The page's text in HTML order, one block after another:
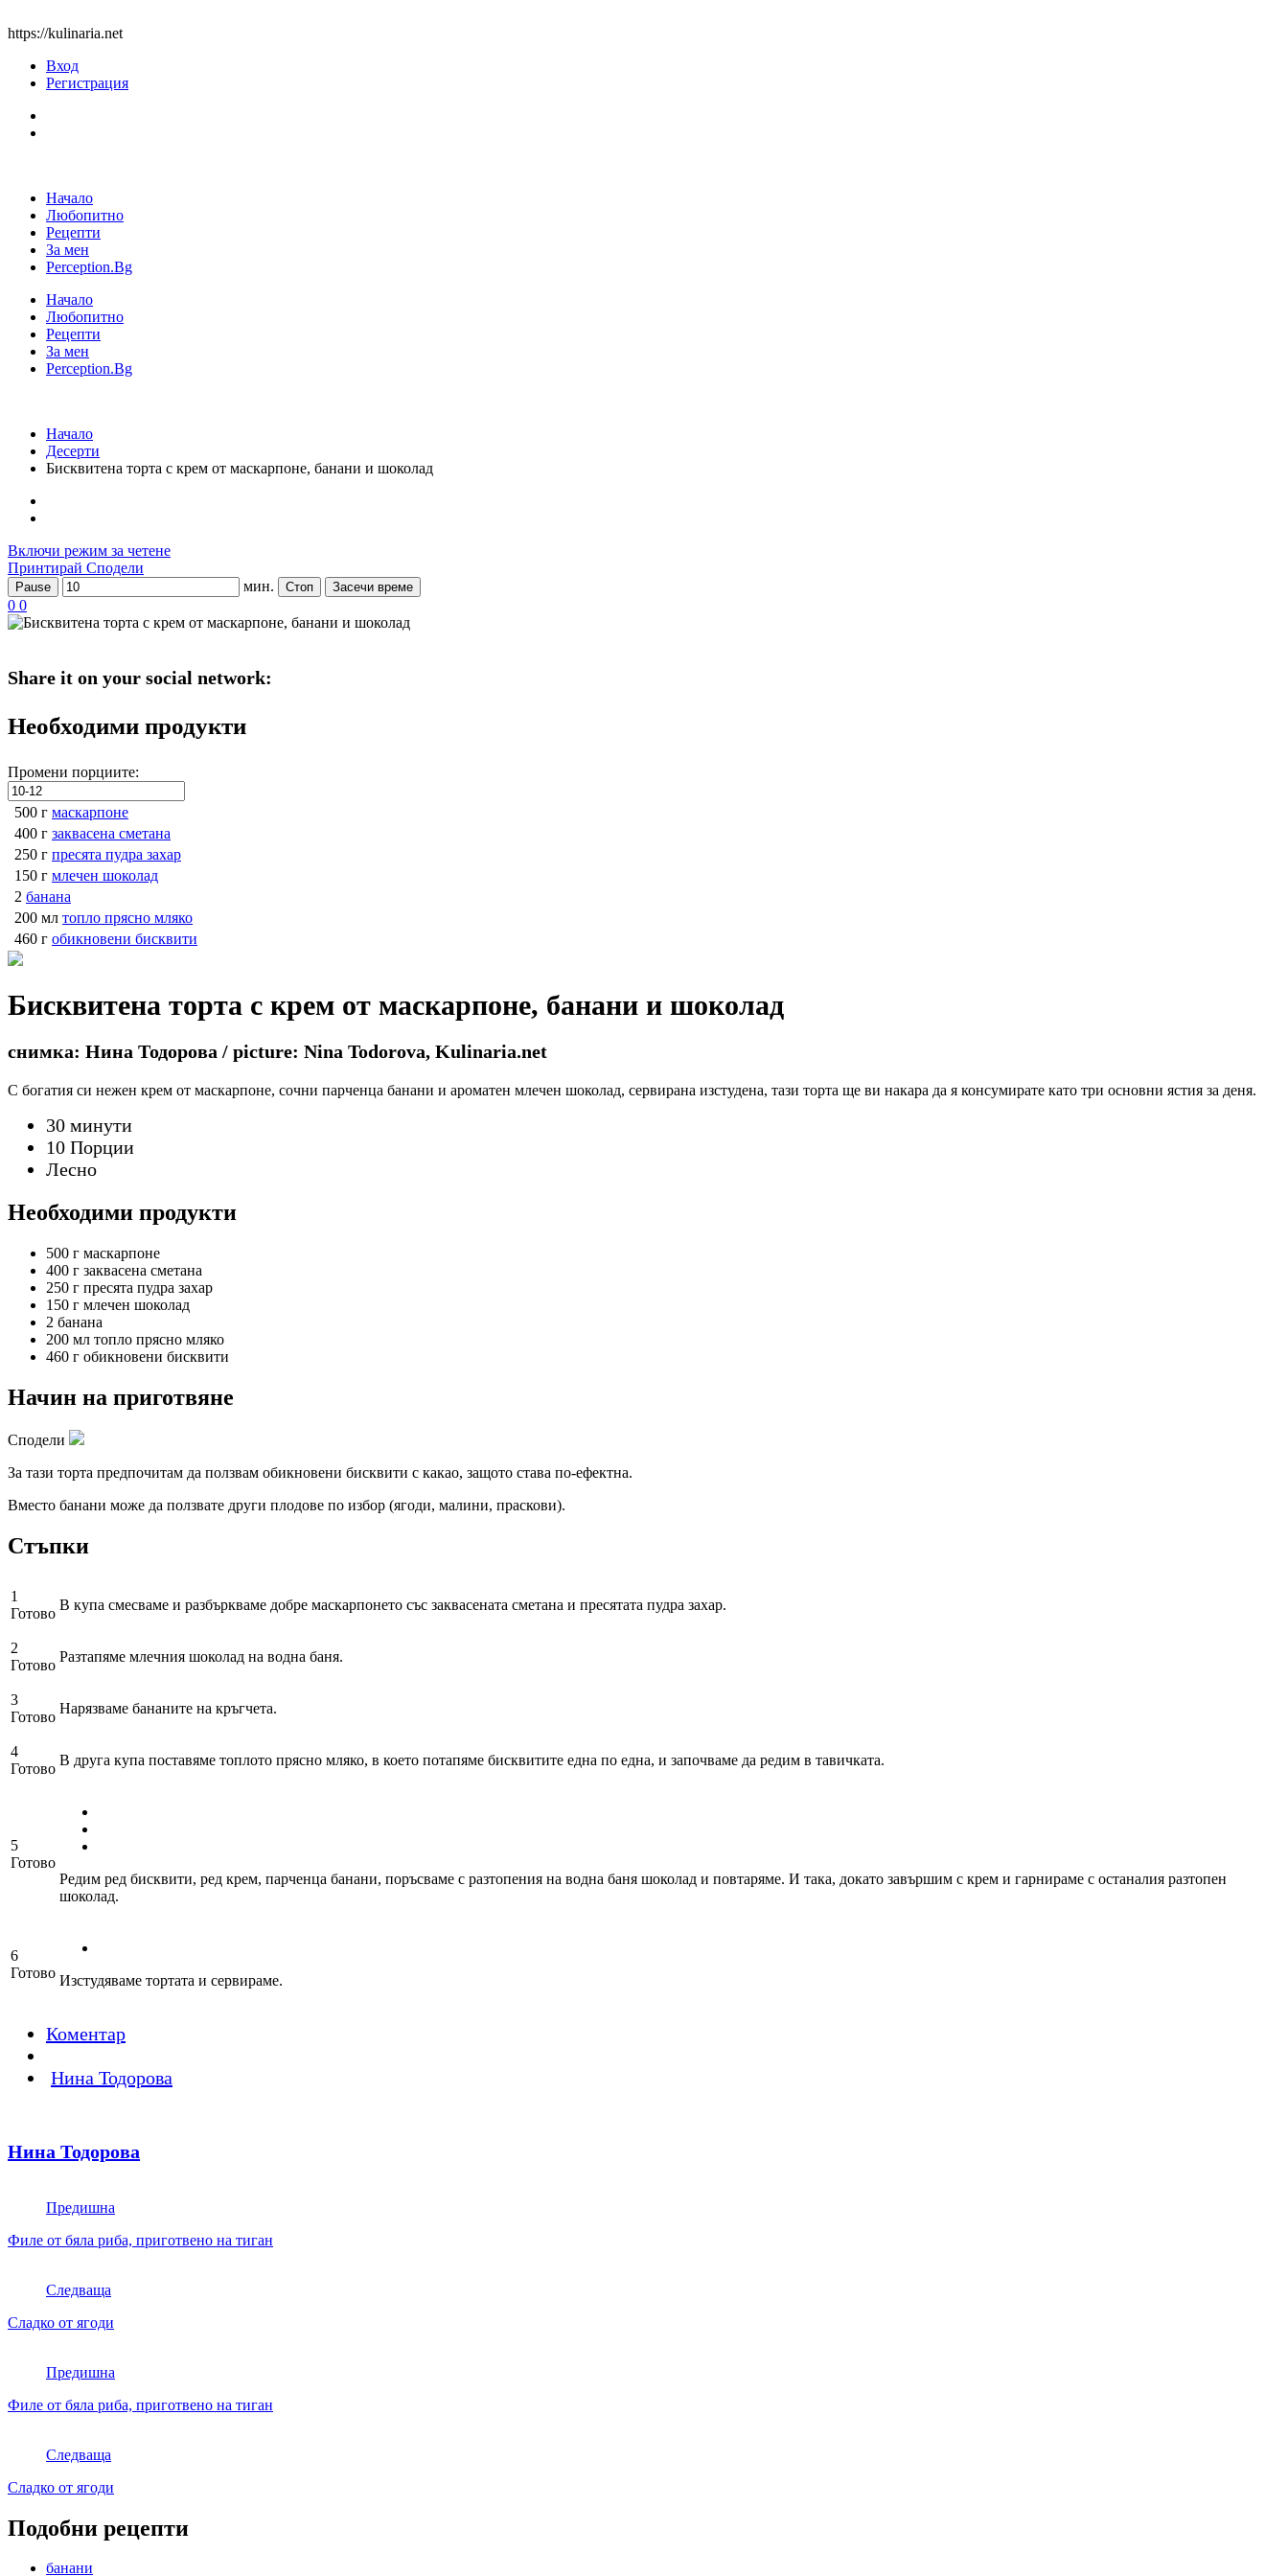
https://kulinaria.net
Вход
Регистрация
Начало
Любопитно
Рецепти
За мен
Perception.Bg
Начало
Любопитно
Рецепти
За мен
Perception.Bg
Начало
Десерти
Бисквитена торта с крем от маскарпоне, банани и шоколад
Включи режим за четене
Принтирай Сподели
Pause мин. Стоп Засечи време
0 0
Share it on your social network:
Необходими продукти
Промени порциите:
500 г маскарпоне
400 г заквасена сметана
250 г пресята пудра захар
150 г млечен шоколад
2 банана
200 мл топло прясно мляко
460 г обикновени бисквити
Бисквитена торта с крем от маскарпоне, банани и шоколад
снимка: Нина Тодорова / picture: Nina Todorova, Kulinaria.net
С богатия си нежен крем от маскарпоне, сочни парченца банани и ароматен млечен шоколад, сервирана изстудена, тази торта ще ви накара да я консумирате като три основни ястия за деня.
30 минути
10 Порции
Лесно
Необходими продукти
500 г маскарпоне
400 г заквасена сметана
250 г пресята пудра захар
150 г млечен шоколад
2 банана
200 мл топло прясно мляко
460 г обикновени бисквити
Начин на приготвяне
Сподели
За тази торта предпочитам да ползвам обикновени бисквити с какао, защото става по-ефектна.
Вместо банани може да ползвате други плодове по избор (ягоди, малини, праскови).
Стъпки
1
Готово
В купа смесваме и разбъркваме добре маскарпонето със заквасената сметана и пресятата пудра захар.
2
Готово
Разтапяме млечния шоколад на водна баня.
3
Готово
Нарязваме бананите на кръгчета.
4
Готово
В друга купа поставяме топлото прясно мляко, в което потапяме бисквитите една по една, и започваме да редим в тавичката.
5
Готово
Редим ред бисквити, ред крем, парченца банани, поръсваме с разтопения на водна баня шоколад и повтаряме. И така, докато завършим с крем и гарнираме с останалия разтопен
шоколад.
6
Готово Изстудяваме тортата и сервираме.
Коментар
Нина Тодорова
Нина Тодорова
Предишна
Филе от бяла риба, приготвено на тиган
Следваща
Сладко от ягоди
Предишна
Филе от бяла риба, приготвено на тиган
Следваща
Сладко от ягоди
Подобни рецепти
банани